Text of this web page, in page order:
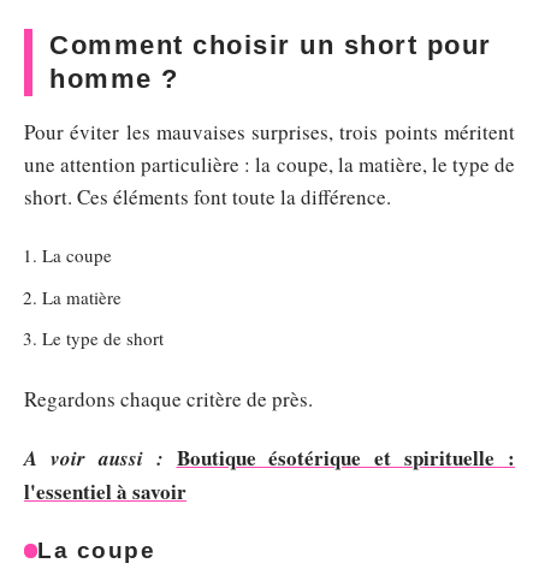
Comment choisir un short pour
homme ?
Pour éviter les mauvaises surprises, trois points méritent
une attention particulière : la coupe, la matière, le type de
short. Ces éléments font toute la différence.
La coupe
La matière
Le type de short
Regardons chaque critère de près.
A voir aussi : Boutique ésotérique et spirituelle :
l'essentiel à savoir
La coupe